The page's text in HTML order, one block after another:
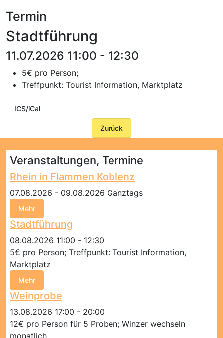
Termin
Stadtführung
11.07.2026 11:00 - 12:30
5€ pro Person;
Treffpunkt: Tourist Information, Marktplatz
ICS/iCal
Zurück
Veranstaltungen, Termine
Rhein in Flammen Koblenz
07.08.2026 - 09.08.2026 Ganztags
Mehr
Stadtführung
08.08.2026 11:00 - 12:30
5€ pro Person; Treffpunkt: Tourist Information,
Marktplatz
Mehr
Weinprobe
13.08.2026 17:00 - 20:00
12€ pro Person für 5 Proben; Winzer wechseln
monatlich